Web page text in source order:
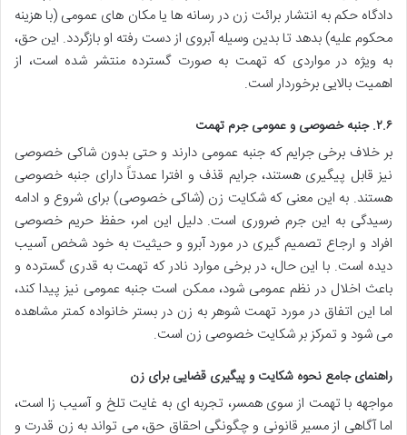
دادگاه حکم به انتشار برائت زن در رسانه ها یا مکان های عمومی (با هزینه
محکوم علیه) بدهد تا بدین وسیله آبروی از دست رفته او بازگردد. این حق،
به ویژه در مواردی که تهمت به صورت گسترده منتشر شده است، از
اهمیت بالایی برخوردار است.
۲.۶. جنبه خصوصی و عمومی جرم تهمت
بر خلاف برخی جرایم که جنبه عمومی دارند و حتی بدون شاکی خصوصی
نیز قابل پیگیری هستند، جرایم قذف و افترا عمدتاً دارای جنبه خصوصی
هستند. به این معنی که شکایت زن (شاکی خصوصی) برای شروع و ادامه
رسیدگی به این جرم ضروری است. دلیل این امر، حفظ حریم خصوصی
افراد و ارجاع تصمیم گیری در مورد آبرو و حیثیت به خود شخص آسیب
دیده است. با این حال، در برخی موارد نادر که تهمت به قدری گسترده و
باعث اخلال در نظم عمومی شود، ممکن است جنبه عمومی نیز پیدا کند،
اما این اتفاق در مورد تهمت شوهر به زن در بستر خانواده کمتر مشاهده
می شود و تمرکز بر شکایت خصوصی زن است.
راهنمای جامع نحوه شکایت و پیگیری قضایی برای زن
مواجهه با تهمت از سوی همسر، تجربه ای به غایت تلخ و آسیب زا است،
اما آگاهی از مسیر قانونی و چگونگی احقاق حق، می تواند به زن قدرت و